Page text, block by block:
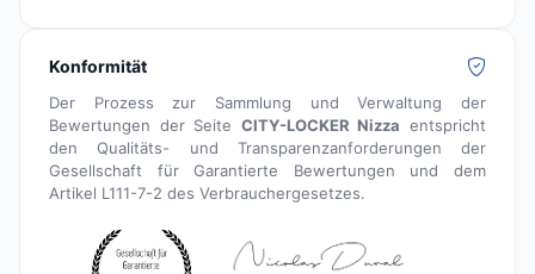
Konformität
Der Prozess zur Sammlung und Verwaltung der
Bewertungen der Seite CITY-LOCKER Nizza entspricht
den Qualitäts- und Transparenzanforderungen der
Gesellschaft für Garantierte Bewertungen und dem
Artikel L111-7-2 des Verbrauchergesetzes.